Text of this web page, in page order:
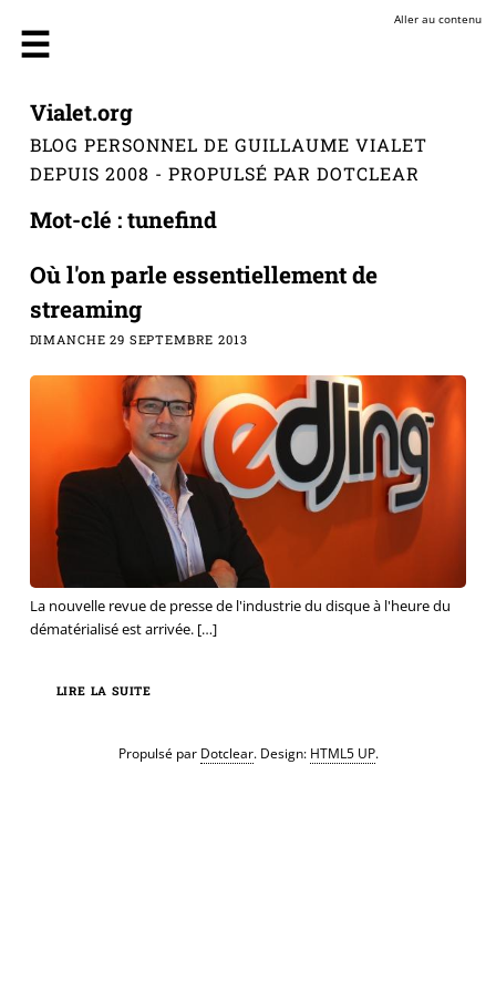
Aller au contenu
Vialet.org
BLOG PERSONNEL DE GUILLAUME VIALET
DEPUIS 2008 - PROPULSÉ PAR DOTCLEAR
Mot-clé : tunefind
Où l'on parle essentiellement de
streaming
DIMANCHE 29 SEPTEMBRE 2013
La nouvelle revue de presse de l'industrie du disque à l'heure du
dématérialisé est arrivée.[…]
LIRE LA SUITE
Propulsé par Dotclear. Design: HTML5 UP.